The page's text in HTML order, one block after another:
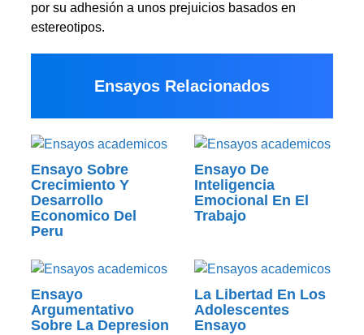
por su adhesión a unos prejuicios basados en
estereotipos.
Ensayos Relacionados
Ensayo Sobre
Crecimiento Y
Desarrollo
Economico Del
Peru
Ensayo De
Inteligencia
Emocional En El
Trabajo
Ensayo
Argumentativo
Sobre La Depresion
La Libertad En Los
Adolescentes
Ensayo